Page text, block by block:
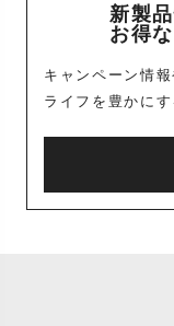
新製
お得
キャンペーン情
ライフを豊かに